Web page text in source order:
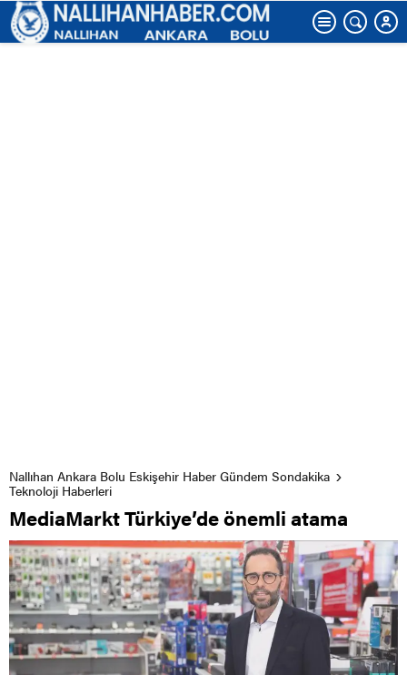
Nallıhan Ankara Bolu Eskişehir Haber Gündem Sondakika
Teknoloji Haberleri
MediaMarkt Türkiye’de önemli atama